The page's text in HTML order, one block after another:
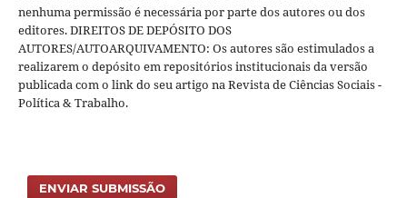
nenhuma permissão é necessária por parte dos autores ou dos
editores. DIREITOS DE DEPÓSITO DOS
AUTORES/AUTOARQUIVAMENTO: Os autores são estimulados a
realizarem o depósito em repositórios institucionais da versão
publicada com o link do seu artigo na Revista de Ciências Sociais -
Política & Trabalho.
ENVIAR SUBMISSÃO